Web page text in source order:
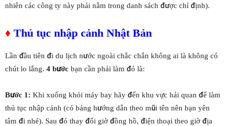
nhiên các công ty này phải nằm trong danh sách được chỉ định).
♦ Thủ tục nhập cảnh Nhật Bản
Lần đầu tiên đi du lịch nước ngoài chắc chắn không ai là không có
chút lo lắng. 4 bước bạn cần phải làm đó là:
Bước 1: Khi xuống khỏi máy bay hãy đến khu vực hải quan để làm
thủ tục nhập cảnh (có bảng hướng dẫn theo mũi tên nên bạn yên
tâm đi nhé). Sau đó thay đổi giờ đồng hồ, điện thoại theo giờ địa